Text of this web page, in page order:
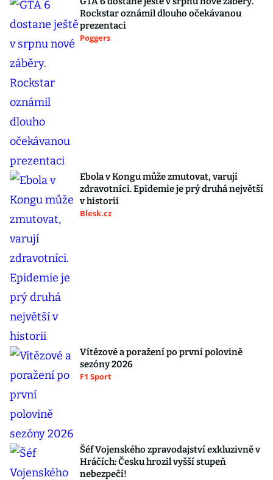
Rockstar oznámil dlouho očekávanou
prezentaci
Poggers
Ebola v Kongu může zmutovat, varují
zdravotníci. Epidemie je prý druhá největší
v historii
Blesk.cz
Vítězové a poražení po první polovině
sezóny 2026
F1 Sport
Šéf Vojenského zpravodajství exkluzivně v
Hráčích: Česku hrozil vyšší stupeň
nebezpečí!